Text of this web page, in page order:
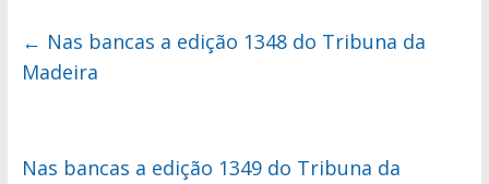
← Nas bancas a edição 1348 do Tribuna da
Madeira
Nas bancas a edição 1349 do Tribuna da